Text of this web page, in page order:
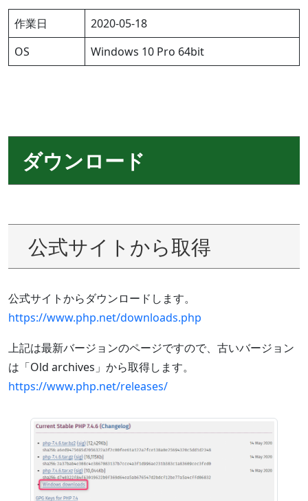
作業日
2020-05-18
OS
Windows 10 Pro 64bit
ダウンロード
公式サイトから取得
公式サイトからダウンロードします。
https://www.php.net/downloads.php
上記は最新バージョンのページですので、古いバージョン
は「Old archives」から取得します。
https://www.php.net/releases/